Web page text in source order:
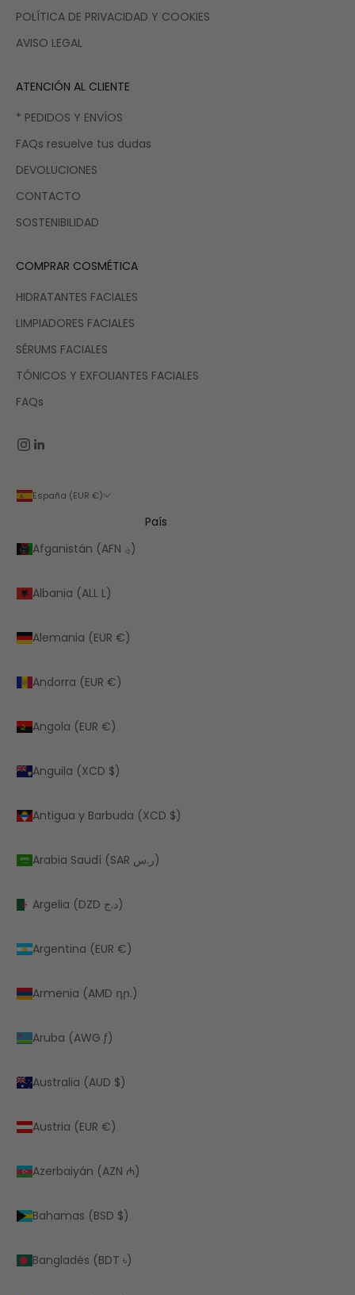
POLÍTICA DE PRIVACIDAD Y COOKIES
AVISO LEGAL
ATENCIÓN AL CLIENTE
* PEDIDOS Y ENVÍOS
FAQs resuelve tus dudas
DEVOLUCIONES
CONTACTO
SOSTENIBILIDAD
COMPRAR COSMÉTICA
HIDRATANTES FACIALES
LIMPIADORES FACIALES
SÉRUMS FACIALES
TÓNICOS Y EXFOLIANTES FACIALES
FAQs
España (EUR €)
País
Afganistán (AFN ؋)
Albania (ALL L)
Alemania (EUR €)
Andorra (EUR €)
Angola (EUR €)
Anguila (XCD $)
Antigua y Barbuda (XCD $)
Arabia Saudí (SAR ر.س)
Argelia (DZD د.ج)
Argentina (EUR €)
Armenia (AMD դր.)
Aruba (AWG ƒ)
Australia (AUD $)
Austria (EUR €)
Azerbaiyán (AZN ₼)
Bahamas (BSD $)
Bangladés (BDT ৳)